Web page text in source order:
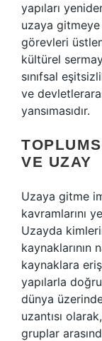
yapıları
uzaya gitmeye
görevleri
kültürel
sınıfsal
ve
yansımasıdır.
VE UZAY
Uzaya gitme
kavramlarını
Uzayda
kaynaklarının
kaynaklara
yapılarla
dünya
uzantısı
gruplar